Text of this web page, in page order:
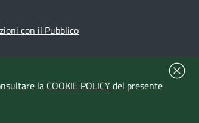
con il Pubblico
la COOKIE POLICYdel presente